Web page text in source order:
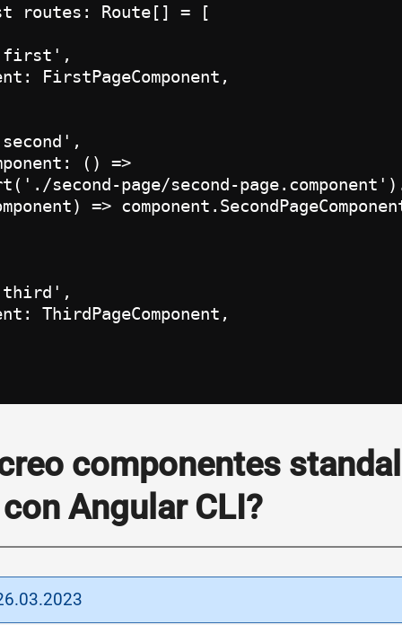
routes: Route[] = [
FirstPageComponent,
() =>
second-page/second-
=>
ThirdPageComponent,
componentes
Angular CLI?